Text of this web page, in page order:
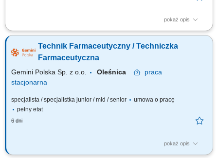
pokaż opis
Do Twoich obowiązków będzie należało: obsługa pacjenta zgodnie ze
recepturowych, monitorowanie terminu ważności i dostępności
preparatów w magazynie.
Technik Farmaceutyczny / Techniczka
Farmaceutyczna
Gemini Polska Sp. z o.o. Oleśnica
praca
stacjonarna
specjalista / specjalistka junior / mid / senior
umowa o pracę
pełny etat
6 dni
pokaż opis
Czego możesz się spodziewać? dynamiki pracy – z jednej strony